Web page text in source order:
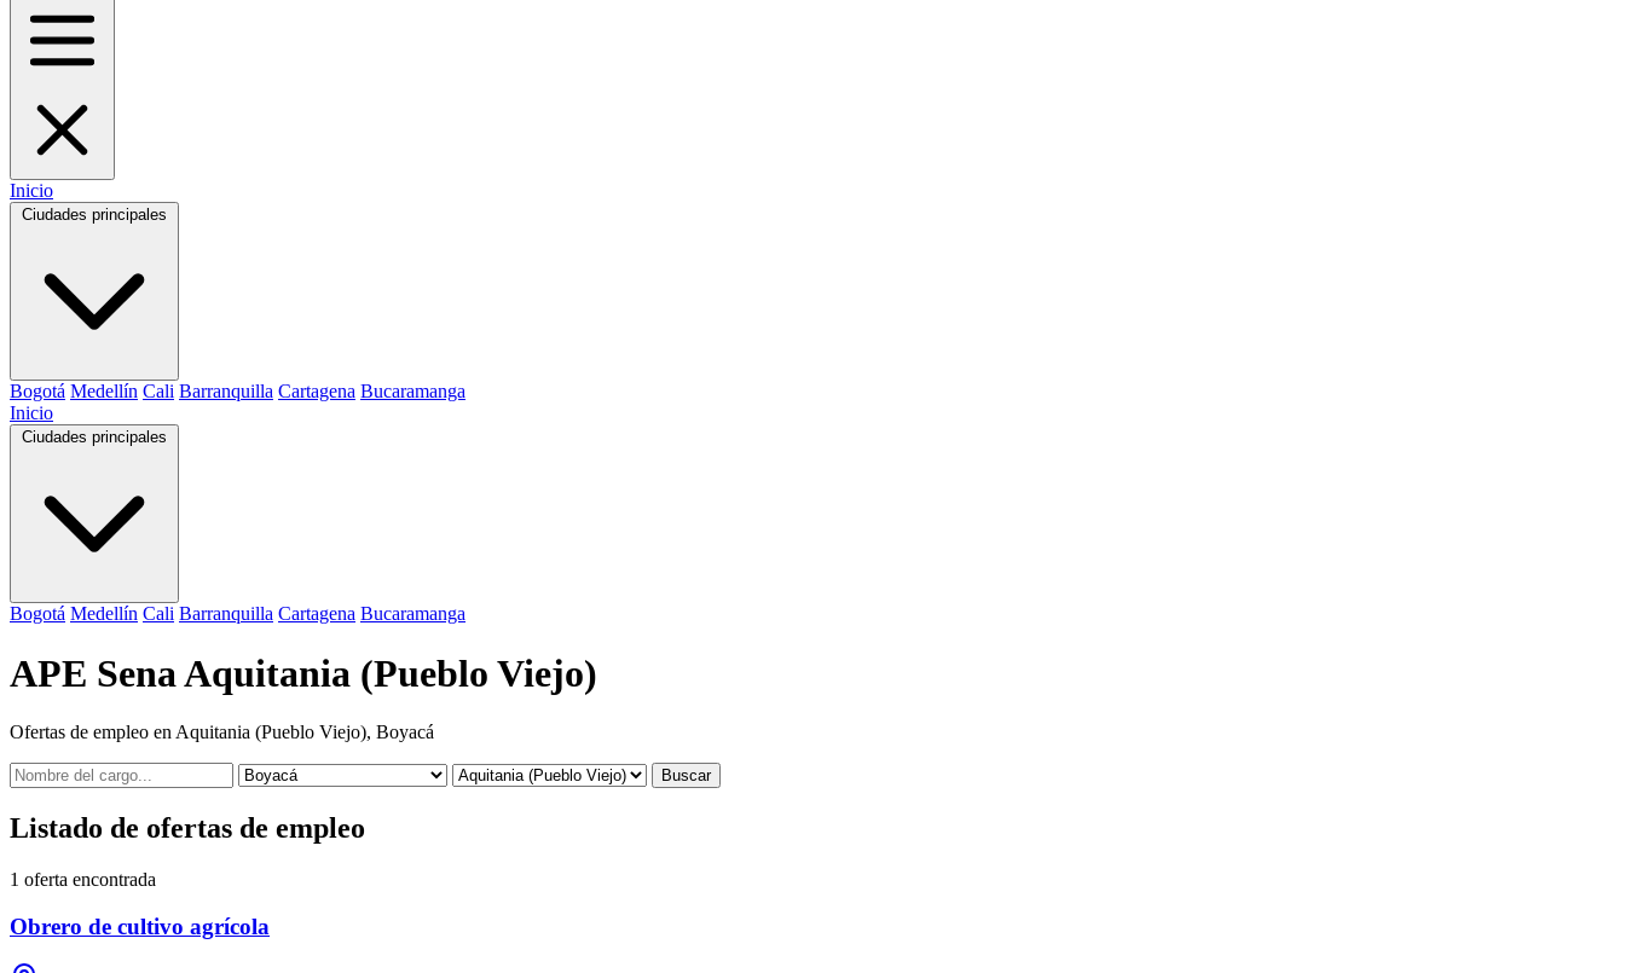
Inicio
Bogotá Medellín Cali Barranquilla Cartagena Bucaramanga
Inicio
Bogotá Medellín Cali Barranquilla Cartagena Bucaramanga
APE Sena Aquitania (Pueblo Viejo)
Ofertas de empleo en Aquitania (Pueblo Viejo), Boyacá
Buscar
Listado de ofertas de empleo
1 oferta encontrada
Obrero de cultivo agrícola